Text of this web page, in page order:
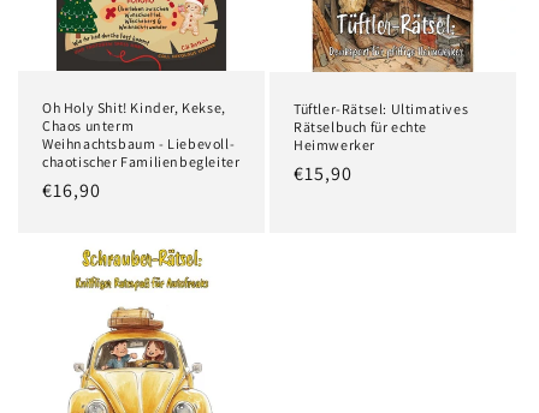
Oh Holy Shit! Kinder, Kekse,
Chaos unterm
Weihnachtsbaum - Liebevoll-
chaotischer Familienbegleiter
Normaler
€16,90
Tüftler-Rätsel: Ultimatives
Rätselbuch für echte
Heimwerker
Normaler
€15,90